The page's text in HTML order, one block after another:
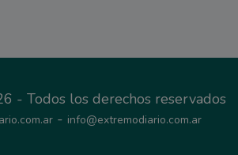
- Todos los derechos reservados
- info@extremodiario.com.ar